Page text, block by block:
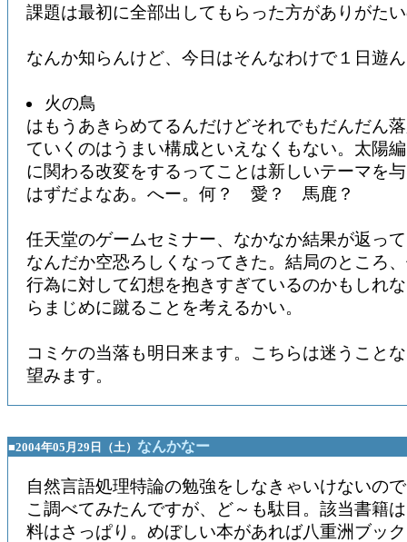
課題は最初に全部出してもらった方がありがた
なんか知らんけど、今日はそんなわけで１日遊
火の鳥
はもうあきらめてるんだけどそれでもだんだん
ていくのはうまい構成といえなくもない。太
に関わる改変をするってことは新しいテーマを
はずだよなあ。へー。何？ 愛？ 馬鹿？
任天堂のゲームセミナー、なかなか結果が返っ
なんだか空恐ろしくなってきた。結局のところ
行為に対して幻想を抱きすぎているのかもしれ
らまじめに蹴ることを考えるかい。
コミケの当落も明日来ます。こちらは迷うこと
望みます。
■2004年05月29日（土） なんかなー
自然言語処理特論の勉強をしなきゃいけないの
こ調べてみたんですが、ど～も駄目。該当書籍
料はさっぱり。めぼしい本があれば八重洲ブッ